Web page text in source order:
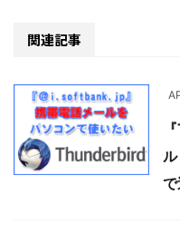
関連記事